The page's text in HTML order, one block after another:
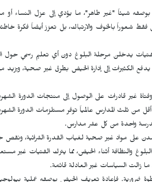
شيئاً "غير طاهر"، ما يؤدي إلى عزل النساء أو
فقط شعوراً بالخوف والارتباك، بل تعزز أيضاً فكرة
يدخلن مرحلة البلوغ دون أي تعليم رسمي حول
الكثيرات إلى إدارة الحيض بطرق غير صحية، ويزيد
لا تزال ٥٠٠ مليون امرأة وفتاة غير قادرات على الوصول إلى
من ثلث المدارس عالمياً توفر مستلزمات الدورة
واحدة من كل عشر مدارس.
والنظافة أثناء الحيض، مما يترك الفتيات غير
زالت السياسات غير العادلة قائمة.